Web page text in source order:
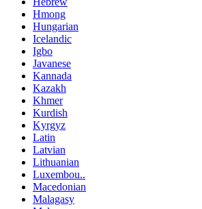
Hmong
Hungarian
Icelandic
Igbo
Javanese
Kannada
Kazakh
Khmer
Kurdish
Kyrgyz
Latin
Latvian
Lithuanian
Luxembou..
Macedonian
Malagasy